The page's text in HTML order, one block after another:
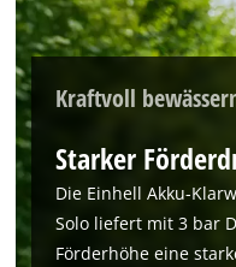
of
technologies
used.
Powered
by
Usercentrics
Consent
Management
Kraftvoll
Starker
Die Einhell Akku-
Solo liefert mit 3 bar
Förderhöhe eine